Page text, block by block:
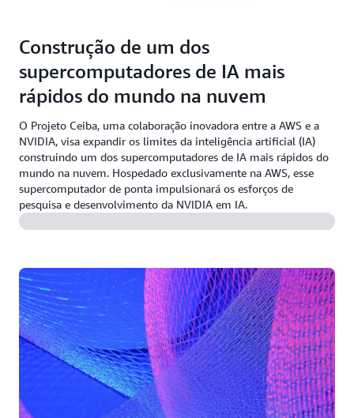
Construção de um dos
supercomputadores de IA mais
rápidos do mundo na nuvem
O Projeto Ceiba, uma colaboração inovadora entre a AWS e a
NVIDIA, visa expandir os limites da inteligência artificial (IA)
construindo um dos supercomputadores de IA mais rápidos do
mundo na nuvem. Hospedado exclusivamente na AWS, esse
supercomputador de ponta impulsionará os esforços de
pesquisa e desenvolvimento da NVIDIA em IA.